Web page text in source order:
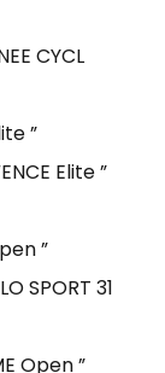
CYCL
”
Elite ”
”
SPORT 31
Open ”